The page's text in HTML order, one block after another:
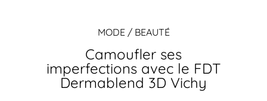
MODE / BEAUTÉ
Camoufler ses
imperfections avec le FDT
Dermablend 3D Vichy